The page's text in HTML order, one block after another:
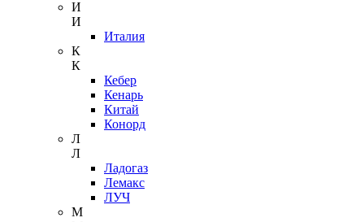
И
И
Италия
К
К
Кебер
Кенарь
Китай
Конорд
Л
Л
Ладогаз
Лемакс
ЛУЧ
М